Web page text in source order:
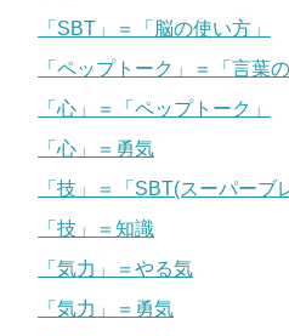
「SBT」＝「脳の使い方」
「ペップトーク」＝「言葉
「心」＝「ペップトーク」
「心」＝勇気
「技」＝「SBT(スーパーブ
「技」＝知識
「気力」＝やる気
「気力」＝勇気